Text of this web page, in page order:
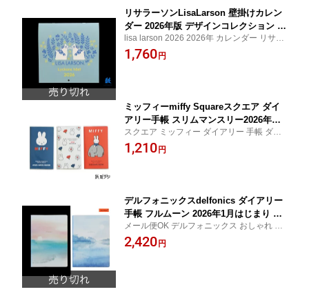
リサラーソンLisaLarson 壁掛けカレン
ダー 2026年版 デザインコレクション L
L2347
lisa larson 2026 2026年 カレンダー リサラ
ーソン ライオン 猫 北欧 雑貨 生地 布 暮ら
し 動物 ポーチ キャット ステイショナリー
1,760 円
ミッフィーmiffy Squareスクエア ダイ
アリー手帳 スリムマンスリー2026年版2
025年10月はじまり2026年12月版 BD-2
スクエア ミッフィー ダイアリー 手帳 ダイ
アリー手帳 2026 2026年版 文房具 文具 お
すすめ ダイアリー スケジュール スケジュ
1,210 円
デルフォニックスdelfonics ダイアリー
手帳 フルムーン 2026年1月はじまり B6
マンスリー 全2色 260024
メール便OK デルフォニックス おしゃれ か
わいい とじ手帳 限定 日記 ダイアリー カラ
フル
2,420 円